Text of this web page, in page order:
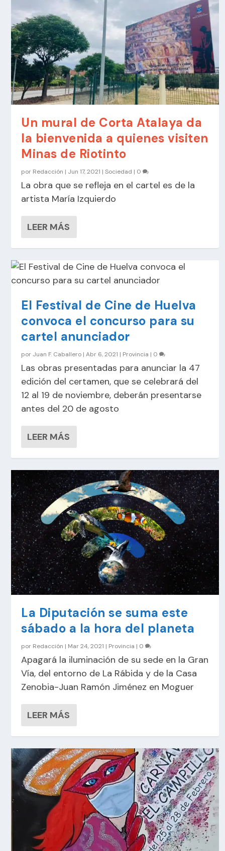
Un mural de Corta Atalaya da
la bienvenida a quienes visiten
Minas de Riotinto
por Redacción | Jun 17, 2021 |Sociedad | 0
La obra que se refleja en el cartel es de la
artista María Izquierdo
LEER MÁS
El Festival de Cine de Huelva
convoca el concurso para su
cartel anunciador
por Juan F. Caballero |Abr 6, 2021 | Provincia | 0
Las obras presentadas para anunciar la 47
edición del certamen, que se celebrará del
12 al 19 de noviembre, deberán presentarse
antes del 20 de agosto
LEER MÁS
La Diputación se suma este
sábado a la hora del planeta
por Redacción | Mar 24, 2021 | Provincia | 0
Apagará la iluminación de su sede en la Gran
Vía, del entorno de La Rábida y de la Casa
Zenobia-Juan Ramón Jiménez en Moguer
LEER MÁS